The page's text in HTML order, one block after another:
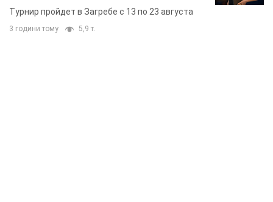
Европы основных спортсменов
Турнир пройдет в Загребе с 13 по 23 августа
3 години тому 5,9 т.